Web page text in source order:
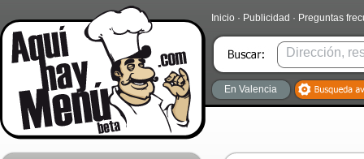
Inicio · Publicidad · Preguntas
En Valencia